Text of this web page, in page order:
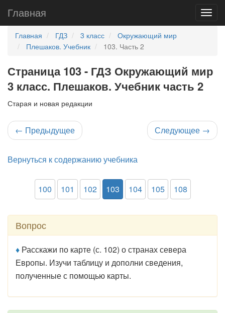
Главная
Главная ГДЗ 3 класс
Окружающий мир
Плешаков. Учебник
103. Часть 2
Страница 103 - ГДЗ Окружающий мир
3 класс. Плешаков. Учебник часть 2
Старая и новая редакции
← Предыдущее Следующее →
Вернуться к содержанию учебника
100 101 102 103 104 105 108
Вопрос
♦ Расскажи по карте (с. 102) о странах севера
Европы. Изучи таблицу и дополни сведения,
полученные с помощью карты.